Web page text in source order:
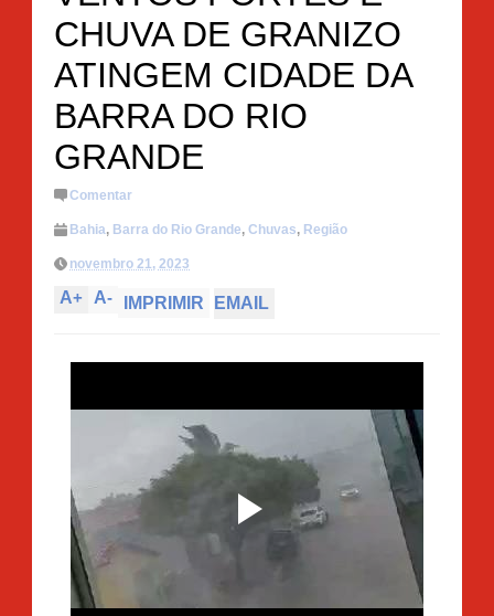
CHUVA DE GRANIZO
ATINGEM CIDADE DA
BARRA DO RIO
GRANDE
Comentar
Bahia, Barra do Rio Grande, Chuvas, Região
novembro 21, 2023
A+ A- IMPRIMIR EMAIL